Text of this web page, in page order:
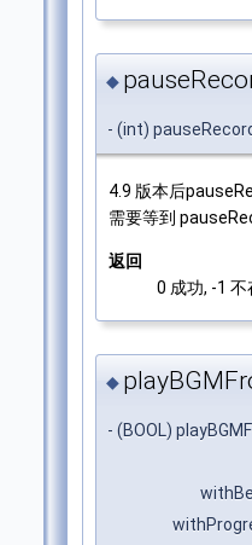
◆
- (int)
4.9 版本后
需要等到
返回
0 成功, -1
◆
- (BOOL)